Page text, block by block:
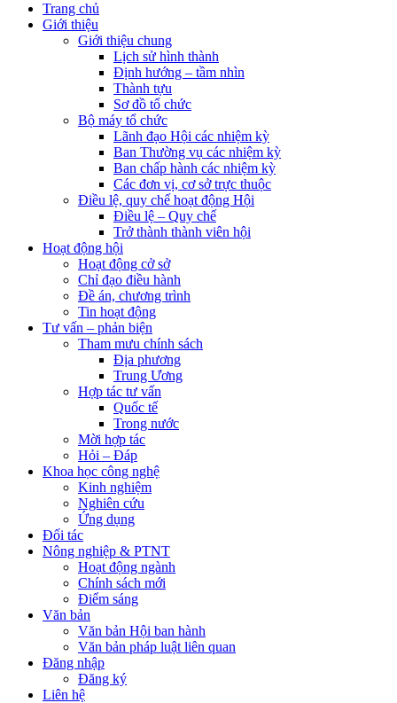
Trang chủ
Giới thiệu
Giới thiệu chung
Lịch sử hình thành
Định hướng – tầm nhìn
Thành tựu
Sơ đồ tổ chức
Bộ máy tổ chức
Lãnh đạo Hội các nhiệm kỳ
Ban Thường vụ các nhiệm kỳ
Ban chấp hành các nhiệm kỳ
Các đơn vị, cơ sở trực thuộc
Điều lệ, quy chế hoạt động Hội
Điều lệ – Quy chế
Trở thành thành viên hội
Hoạt động hội
Hoạt động cở sở
Chỉ đạo điều hành
Đề án, chương trình
Tin hoạt động
Tư vấn – phản biện
Tham mưu chính sách
Địa phương
Trung Ương
Hợp tác tư vấn
Quốc tế
Trong nước
Mời hợp tác
Hỏi – Đáp
Khoa học công nghệ
Kinh nghiệm
Nghiên cứu
Ứng dụng
Đối tác
Nông nghiệp & PTNT
Hoạt động ngành
Chính sách mới
Điểm sáng
Văn bản
Văn bản Hội ban hành
Văn bản pháp luật liên quan
Đăng nhập
Đăng ký
Liên hệ